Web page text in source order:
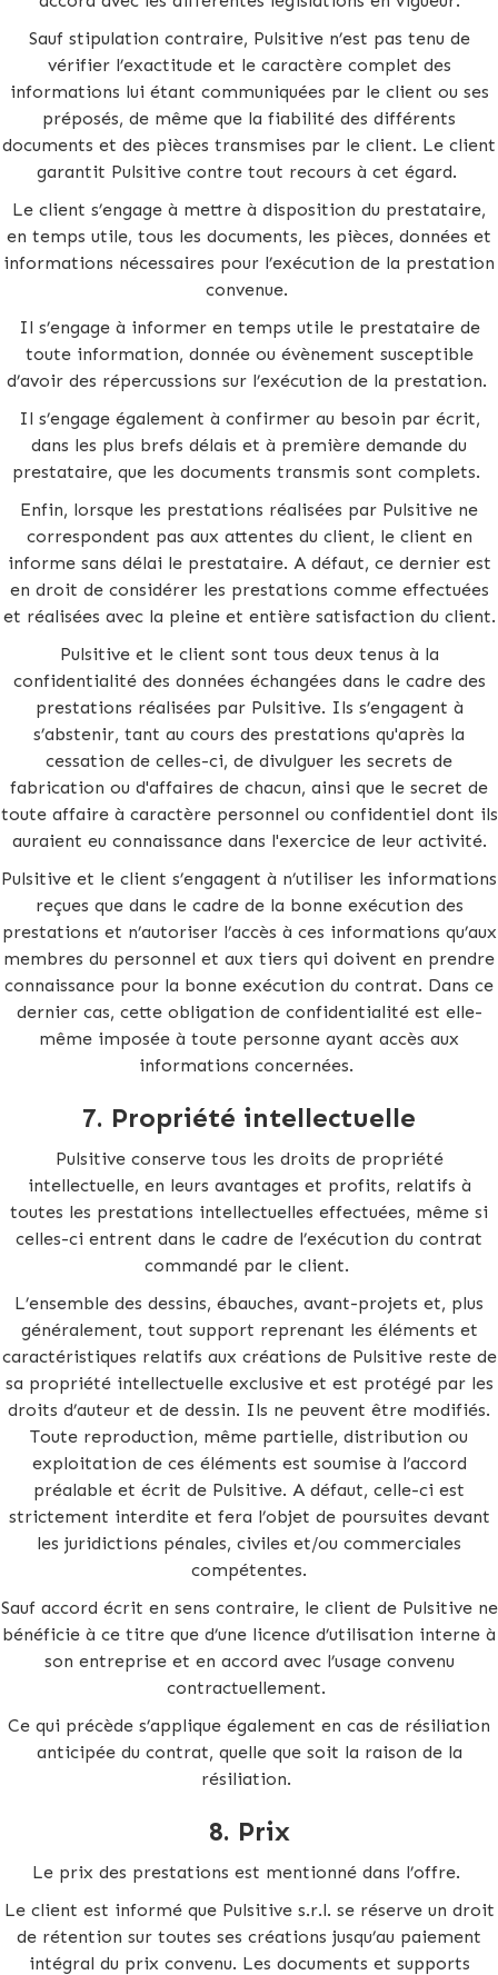
Sauf stipulation contraire, Pulsitive n’est pas tenu de
vérifier l’exactitude et le caractère complet des
informations lui étant communiquées par le client ou ses
préposés, de même que la fiabilité des différents
documents et des pièces transmises par le client. Le client
garantit Pulsitive contre tout recours à cet égard.
Le client s’engage à mettre à disposition du prestataire,
en temps utile, tous les documents, les pièces, données et
informations nécessaires pour l’exécution de la prestation
convenue.
Il s’engage à informer en temps utile le prestataire de
toute information, donnée ou évènement susceptible
d’avoir des répercussions sur l’exécution de la prestation.
Il s’engage également à confirmer au besoin par écrit,
dans les plus brefs délais et à première demande du
prestataire, que les documents transmis sont complets.
Enfin, lorsque les prestations réalisées par Pulsitive ne
correspondent pas aux attentes du client, le client en
informe sans délai le prestataire. A défaut, ce dernier est
en droit de considérer les prestations comme effectuées
et réalisées avec la pleine et entière satisfaction du client.
Pulsitive et le client sont tous deux tenus à la
confidentialité des données échangées dans le cadre des
prestations réalisées par Pulsitive. Ils s’engagent à
s’abstenir, tant au cours des prestations qu'après la
cessation de celles-ci, de divulguer les secrets de
fabrication ou d'affaires de chacun, ainsi que le secret de
toute affaire à caractère personnel ou confidentiel dont ils
auraient eu connaissance dans l'exercice de leur activité.
Pulsitive et le client s’engagent à n’utiliser les informations
reçues que dans le cadre de la bonne exécution des
prestations et n’autoriser l’accès à ces informations qu’aux
membres du personnel et aux tiers qui doivent en prendre
connaissance pour la bonne exécution du contrat. Dans ce
dernier cas, cette obligation de confidentialité est elle-
même imposée à toute personne ayant accès aux
informations concernées.
7. Propriété intellectuelle
Pulsitive conserve tous les droits de propriété
intellectuelle, en leurs avantages et profits, relatifs à
toutes les prestations intellectuelles effectuées, même si
celles-ci entrent dans le cadre de l’exécution du contrat
commandé par le client.
L’ensemble des dessins, ébauches, avant-projets et, plus
généralement, tout support reprenant les éléments et
caractéristiques relatifs aux créations de Pulsitive reste de
sa propriété intellectuelle exclusive et est protégé par les
droits d’auteur et de dessin. Ils ne peuvent être modifiés.
Toute reproduction, même partielle, distribution ou
exploitation de ces éléments est soumise à l’accord
préalable et écrit de Pulsitive. A défaut, celle-ci est
strictement interdite et fera l’objet de poursuites devant
les juridictions pénales, civiles et/ou commerciales
compétentes.
Sauf accord écrit en sens contraire, le client de Pulsitive ne
bénéficie à ce titre que d’une licence d’utilisation interne à
son entreprise et en accord avec l’usage convenu
contractuellement.
Ce qui précède s’applique également en cas de résiliation
anticipée du contrat, quelle que soit la raison de la
résiliation.
8. Prix
Le prix des prestations est mentionné dans l’offre.
Le client est informé que Pulsitive s.r.l. se réserve un droit
de rétention sur toutes ses créations jusqu’au paiement
intégral du prix convenu. Les documents et supports